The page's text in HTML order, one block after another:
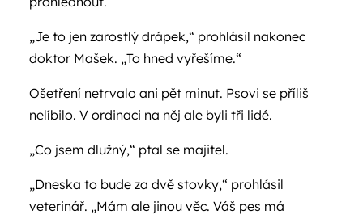
„Je to jen zarostlý drápek,“ prohlásil nakonec
doktor Mašek. „To hned vyřešíme.“
Ošetření netrvalo ani pět minut. Psovi se příliš
nelíbilo. V ordinaci na něj ale byli tři lidé.
„Co jsem dlužný,“ ptal se majitel.
„Dneska to bude za dvě stovky,“ prohlásil
veterinář. „Mám ale jinou věc. Váš pes má